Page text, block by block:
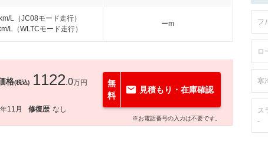
L（JC08モード走行）
L（WLTCモード走行）
ーm
格(税込) 1122.0万円
11月 修復歴 なし
無
料
見積もり・在庫確認
※お電話番号の入力は不要です。
フ
ロ
寒
ス
-